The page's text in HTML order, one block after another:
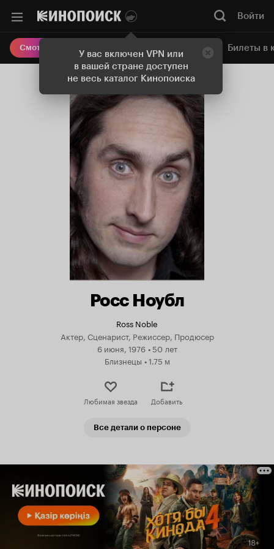
У вас включен VPN или
в вашей стране доступен
не весь каталог Кинопоиска
Войти
Смотреть кино Онлайн-кинотеатр Билеты в
Росс Ноубл
Ross Noble
Актер, Сценарист, Режиссер, Продюсер
6 июня, 1976 •50 лет
Близнецы •1.75 м
Любимая звезда Добавить
Все детали о персоне